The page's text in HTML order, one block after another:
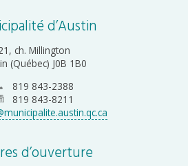
d’Austin
ch. Millington
(Québec) J0B 1B0
819 843-2388
819 843-8211
d’ouverture